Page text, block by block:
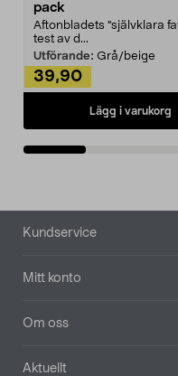
pack
Aftonbladets "självklara
test av d...
Utförande: Grå/beige
39,90
Lägg i varukorg
Sidfot
Kundservice
Mitt konto
Om oss
Aktuellt